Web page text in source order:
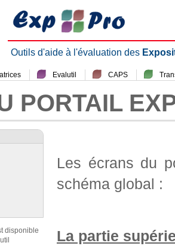
Outils d'aide à l'évaluation des
Evalutil CAPS
PORTAIL
disponible
Les écrans du
schéma global :
La partie